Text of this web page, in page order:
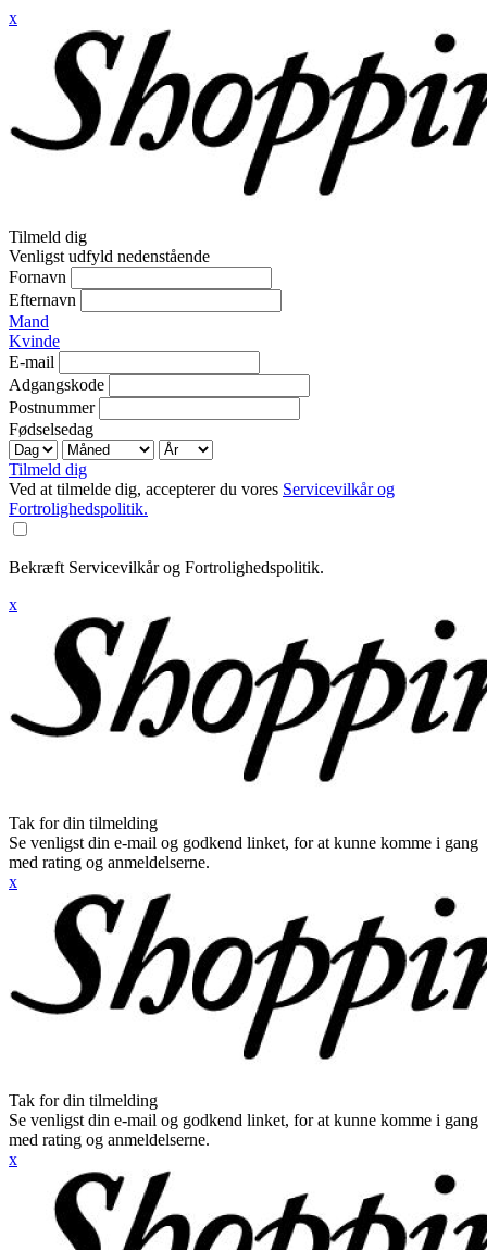
x
Tilmeld dig
Venligst udfyld nedenstående
Fornavn
Efternavn
Mand
Kvinde
E-mail
Adgangskode
Postnummer
Fødselsedag
Tilmeld dig
Ved at tilmelde dig, accepterer du vores Servicevilkår og
Fortrolighedspolitik.
Bekræft Servicevilkår og Fortrolighedspolitik.
x
Tak for din tilmelding
Se venligst din e-mail og godkend linket, for at kunne komme i gang
med rating og anmeldelserne.
x
Tak for din tilmelding
Se venligst din e-mail og godkend linket, for at kunne komme i gang
med rating og anmeldelserne.
x